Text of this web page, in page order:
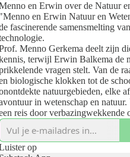
en Erwin over de Natuur
"Menno en Erwin Natuur en
fascinerende samensmelting
Menno Gerkema deelt zijn
terwijl Erwin Balkema de
vragen stelt. Van de
biologische klokken tot de
natuurgebieden, elke
in wetenschap en
reis door verbazingwekkende
inzichten.
Jouw pad naar de wonderen van
van technologie
op